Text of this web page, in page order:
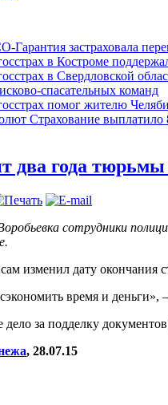
Гарантия застраховала
в Костроме
в Свердловской
команд
помог жителю
Страхование выплатило
два года
сотрудники
изменил дату
время и
дело за подделку
, 28.07.15